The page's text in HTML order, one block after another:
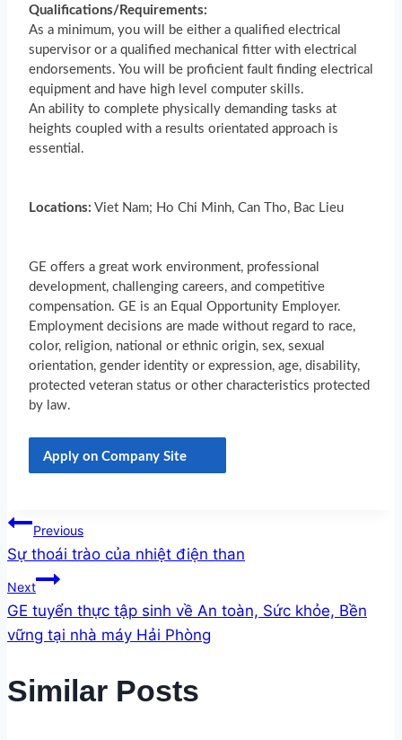
Qualifications/Requirements:
As a minimum, you will be either a qualified electrical
supervisor or a qualified mechanical fitter with electrical
endorsements. You will be proficient fault finding electrical
equipment and have high level computer skills.
An ability to complete physically demanding tasks at
heights coupled with a results orientated approach is
essential.
Locations: Viet Nam; Ho Chi Minh, Can Tho, Bac Lieu
GE offers a great work environment, professional
development, challenging careers, and competitive
compensation. GE is an Equal Opportunity Employer.
Employment decisions are made without regard to race,
color, religion, national or ethnic origin, sex, sexual
orientation, gender identity or expression, age, disability,
protected veteran status or other characteristics protected
by law.
Apply on Company Site
Post
navigation
Previous
Sự thoái trào của nhiệt điện than
Next
GE tuyển thực tập sinh về An toàn, Sức khỏe, Bền
vững tại nhà máy Hải Phòng
Similar Posts